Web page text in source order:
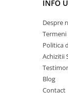
Pompe glet cu
Pompe spuma
Echipamente
Accesorii
Compactoare
Maiuri
Placi
INFO
Despre
Politica
Achizitii
Blog
Contact